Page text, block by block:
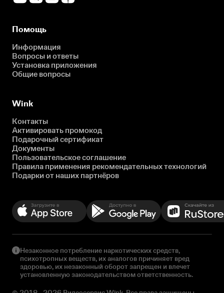
Помощь
Информация
Вопросы и ответы
Установка приложения
Общие вопросы
Wink
Контакты
Активировать промокод
Подарочный сертификат
Документы
Пользовательское соглашение
Правила применения рекомендательных технологий
Подарки от наших партнёров
Незаконное потребление наркотических средств,
психотропных веществ, их аналогов причиняет вред
здоровью, их незаконный оборот запрещен и влечет
установленную законодательством ответственность.